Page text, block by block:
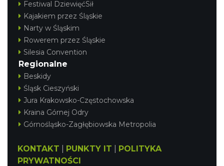
Festiwal DziewięćSił
Kajakiem przez Śląskie
Narty w Śląskim
Rowerem przez Śląskie
Silesia Convention
Regionalne
Beskidy
Śląsk Cieszyński
Jura Krakowsko-Częstochowska
Kraina Górnej Odry
Górnośląsko-Zagłębiowska Metropolia
KONTAKT PUNKTY IT
POLITYKA
PRYWATNOŚCI